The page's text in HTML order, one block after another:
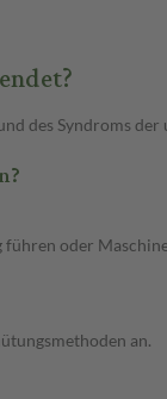
des Syndroms der
oder
an.